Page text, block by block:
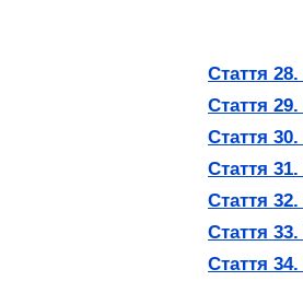
Стаття 28.
Стаття 29.
Стаття 30.
Стаття 31.
Стаття 32.
Стаття 33.
Стаття 34.